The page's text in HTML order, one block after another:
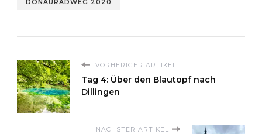
DONAURADWEG 2020
VORHERIGER ARTIKEL
Tag 4: Über den Blautopf nach
Dillingen
NÄCHSTER ARTIKEL